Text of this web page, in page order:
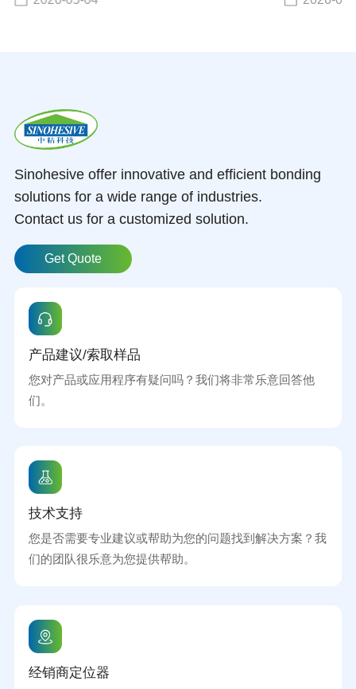
Sinohesive offer innovative and efficient bonding
solutions for a wide range of industries.
Contact us for a customized solution.
Get Quote
产品建议/索取样品
您对产品或应用程序有疑问吗？我们将非常乐意回答他
们。
技术支持
您是否需要专业建议或帮助为您的问题找到解决方案？我
们的团队很乐意为您提供帮助。
经销商定位器